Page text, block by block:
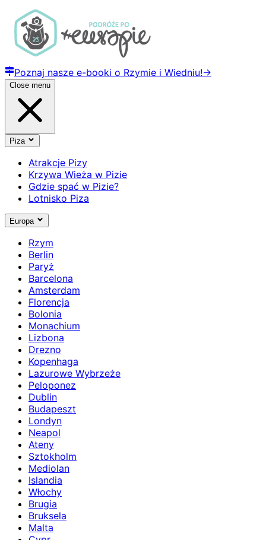
Poznaj nasze e-booki o Rzymie i Wiedniu!→
Close menu
Piza
Atrakcje Pizy
Krzywa Wieża w Pizie
Gdzie spać w Pizie?
Lotnisko Piza
Europa
Rzym
Berlin
Paryż
Barcelona
Amsterdam
Florencja
Bolonia
Monachium
Lizbona
Drezno
Kopenhaga
Lazurowe Wybrzeże
Peloponez
Dublin
Budapeszt
Londyn
Neapol
Ateny
Sztokholm
Mediolan
Islandia
Włochy
Brugia
Bruksela
Malta